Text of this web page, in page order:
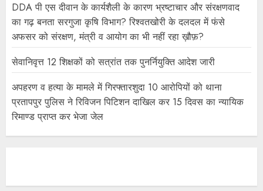
DDA पी एस दीवान के कार्यशैली के कारण भ्रष्टाचार और संरक्षणवाद
का गढ़ बनता सरगुजा कृषि विभाग? रिश्वतखोरी के दलदल में फंसे
अफसर को संरक्षण, मंत्री व आयोग का भी नहीं रहा ख़ौफ़?
सेवानिवृत्त 12 शिक्षकों को सत्रांत तक पुनर्नियुक्ति आदेश जारी
अपहरण व हत्या के मामले में गिरफ्तारशुदा 10 आरोपियों को थाना
प्रतापपुर पुलिस ने रिविजन पिटिशन दाखिल कर 15 दिवस का न्यायिक
रिमाण्ड प्राप्त कर भेजा जेल